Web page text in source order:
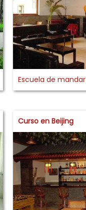
Escuela de
Curso en Beijing